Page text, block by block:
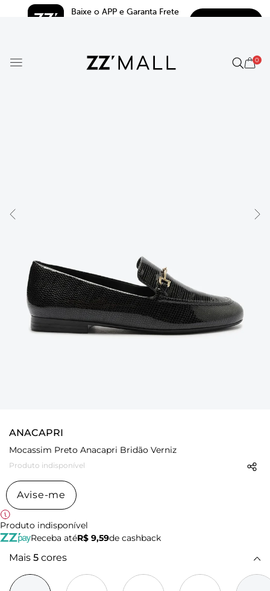
Baixe o APP e Garanta Frete
0
ANACAPRI
Mocassim Preto Anacapri Bridão Verniz
Produto indisponível
Avise-me
Produto indisponível
Receba atéR$ 9,59de cashback
Mais 5 cores